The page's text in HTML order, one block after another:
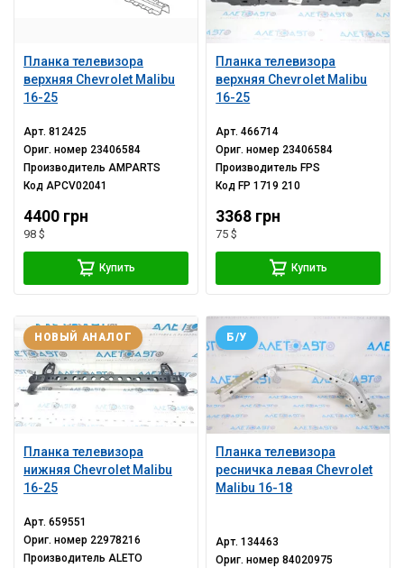
Планка телевизора
верхняя Chevrolet Malibu
16-25
Арт.812425
Ориг. номер 23406584
ПроизводительAMPARTS
КодAPCV02041
4400 грн
98 $
Купить
Планка телевизора
верхняя Chevrolet Malibu
16-25
Арт.466714
Ориг. номер 23406584
ПроизводительFPS
КодFP 1719 210
3368 грн
75 $
Купить
Планка телевизора
нижняя Chevrolet Malibu
16-25
НОВЫЙ АНАЛОГ
Арт.659551
Ориг. номер 22978216
Производитель ALETO
Планка телевизора
ресничка левая Chevrolet
Malibu 16-18
Б/У
Арт.134463
Ориг. номер84020975